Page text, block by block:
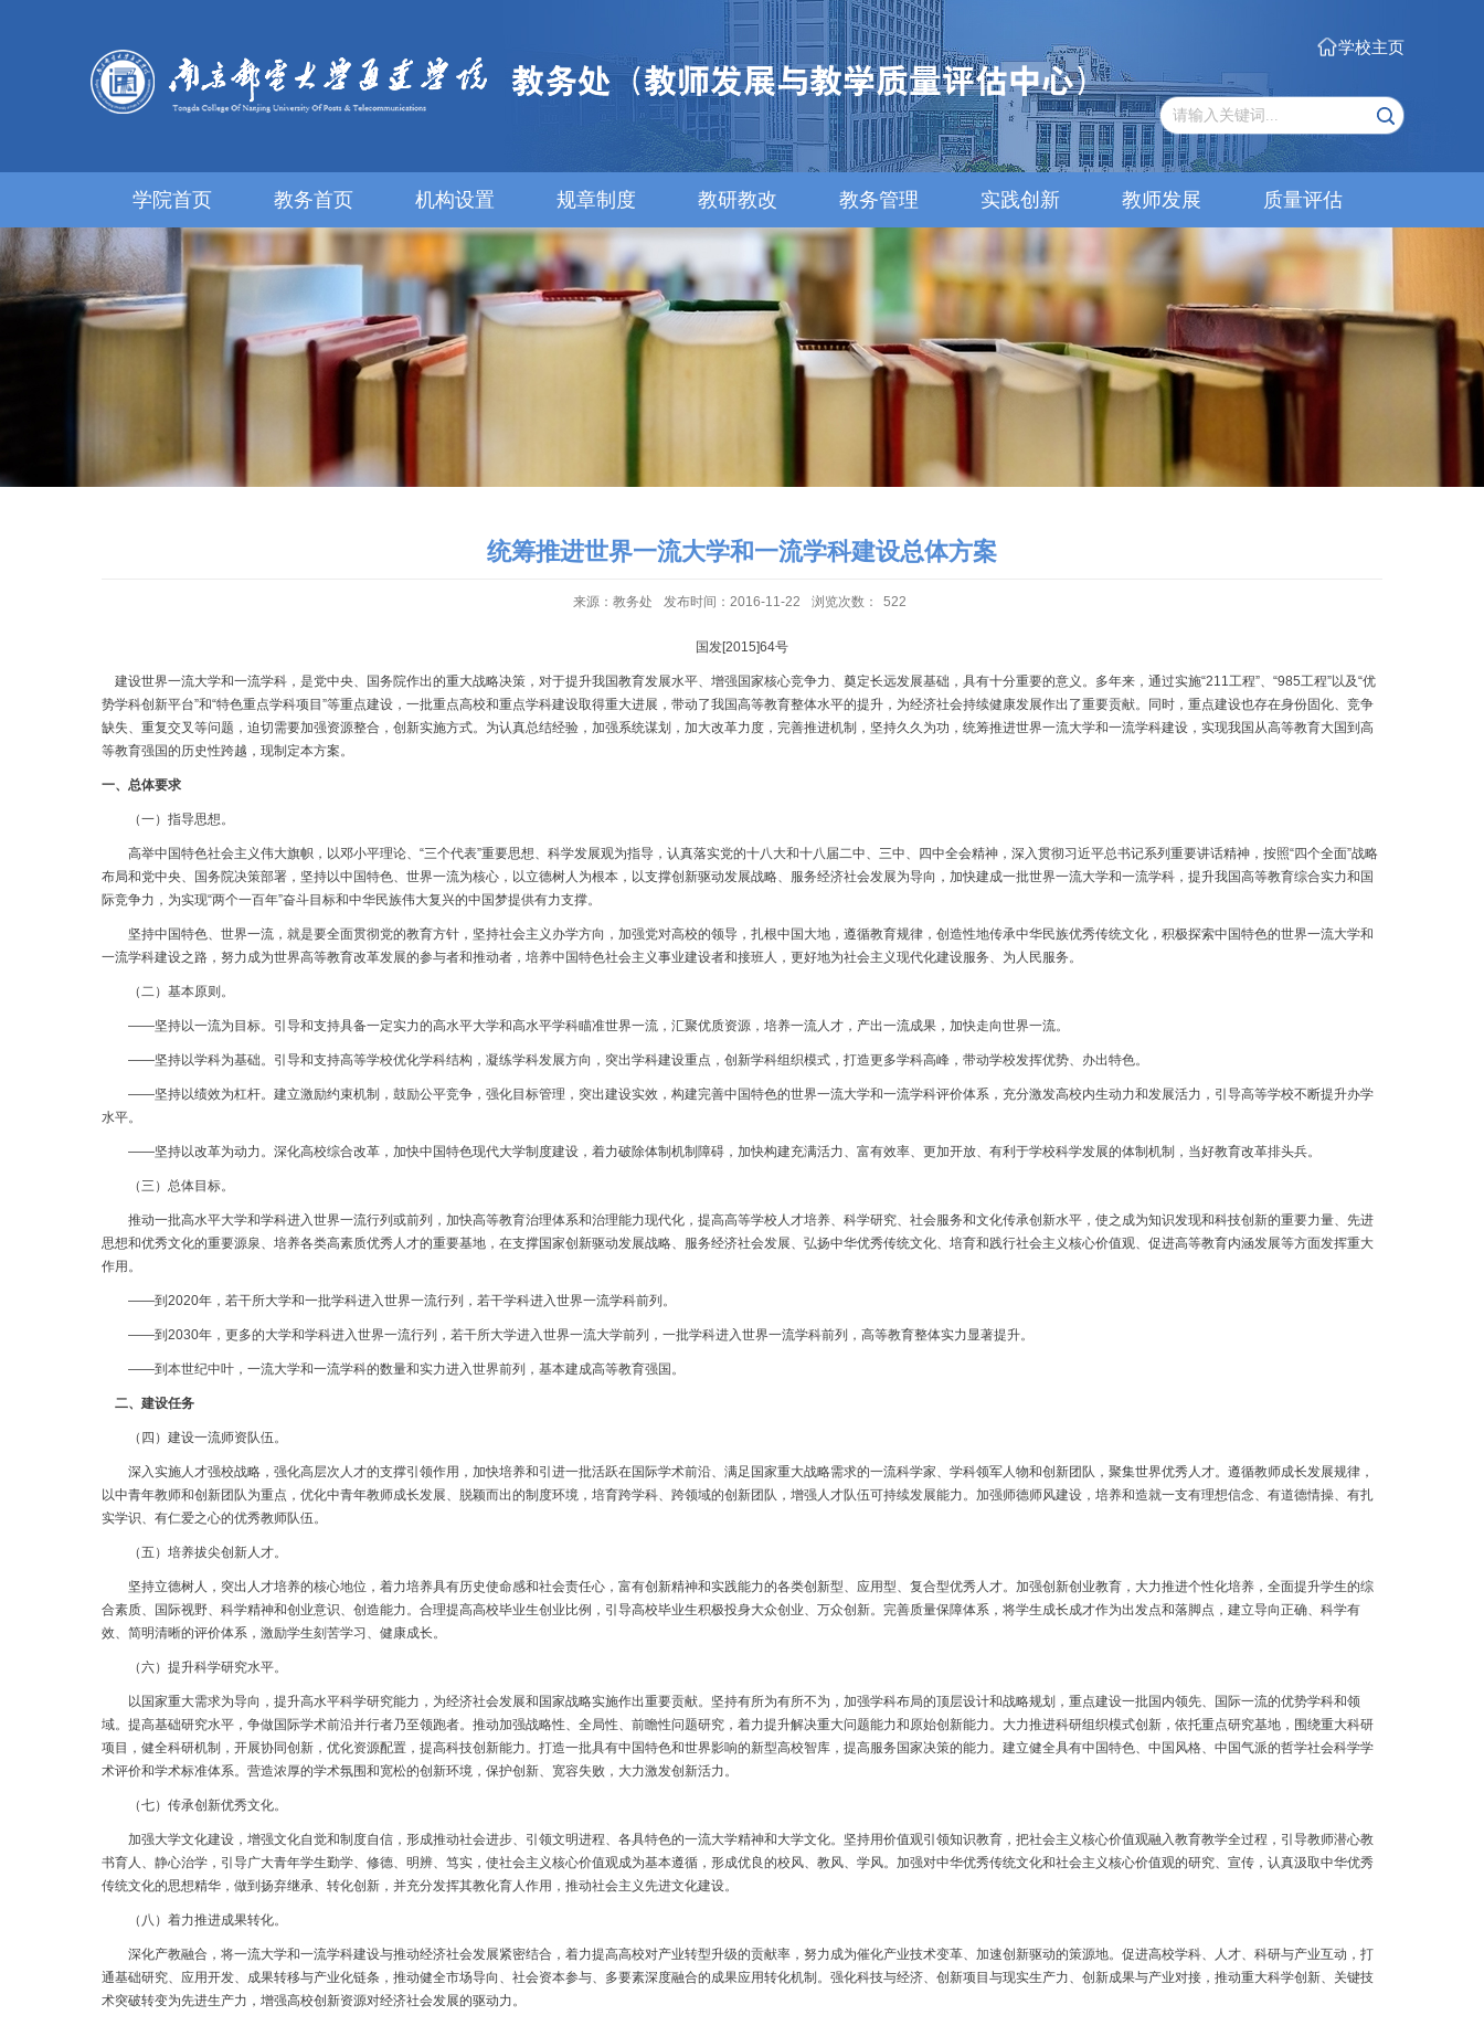
学校主页
学院首页 教务首页 机构设置 规章制度 教研教改 教务管理 实践创新 教师发展 质量评估
统筹推进世界一流大学和一流学科建设总体方案
来源：教务处 发布时间：2016-11-22 浏览次数： 522
国发[2015]64号
建设世界一流大学和一流学科，是党中央、国务院作出的重大战略决策，对于提升我国教育发展水平、增强国家核心竞争力、奠定长远发展基础，具有十分重要的意义。多年来，通过实施“211工程”、“985工程”以及“优
势学科创新平台”和“特色重点学科项目”等重点建设，一批重点高校和重点学科建设取得重大进展，带动了我国高等教育整体水平的提升，为经济社会持续健康发展作出了重要贡献。同时，重点建设也存在身份固化、竞争
缺失、重复交叉等问题，迫切需要加强资源整合，创新实施方式。为认真总结经验，加强系统谋划，加大改革力度，完善推进机制，坚持久久为功，统筹推进世界一流大学和一流学科建设，实现我国从高等教育大国到高
等教育强国的历史性跨越，现制定本方案。
一、总体要求
（一）指导思想。
高举中国特色社会主义伟大旗帜，以邓小平理论、“三个代表”重要思想、科学发展观为指导，认真落实党的十八大和十八届二中、三中、四中全会精神，深入贯彻习近平总书记系列重要讲话精神，按照“四个全面”战略
布局和党中央、国务院决策部署，坚持以中国特色、世界一流为核心，以立德树人为根本，以支撑创新驱动发展战略、服务经济社会发展为导向，加快建成一批世界一流大学和一流学科，提升我国高等教育综合实力和国
际竞争力，为实现“两个一百年”奋斗目标和中华民族伟大复兴的中国梦提供有力支撑。
坚持中国特色、世界一流，就是要全面贯彻党的教育方针，坚持社会主义办学方向，加强党对高校的领导，扎根中国大地，遵循教育规律，创造性地传承中华民族优秀传统文化，积极探索中国特色的世界一流大学和
一流学科建设之路，努力成为世界高等教育改革发展的参与者和推动者，培养中国特色社会主义事业建设者和接班人，更好地为社会主义现代化建设服务、为人民服务。
（二）基本原则。
——坚持以一流为目标。引导和支持具备一定实力的高水平大学和高水平学科瞄准世界一流，汇聚优质资源，培养一流人才，产出一流成果，加快走向世界一流。
——坚持以学科为基础。引导和支持高等学校优化学科结构，凝练学科发展方向，突出学科建设重点，创新学科组织模式，打造更多学科高峰，带动学校发挥优势、办出特色。
——坚持以绩效为杠杆。建立激励约束机制，鼓励公平竞争，强化目标管理，突出建设实效，构建完善中国特色的世界一流大学和一流学科评价体系，充分激发高校内生动力和发展活力，引导高等学校不断提升办学
水平。
——坚持以改革为动力。深化高校综合改革，加快中国特色现代大学制度建设，着力破除体制机制障碍，加快构建充满活力、富有效率、更加开放、有利于学校科学发展的体制机制，当好教育改革排头兵。
（三）总体目标。
推动一批高水平大学和学科进入世界一流行列或前列，加快高等教育治理体系和治理能力现代化，提高高等学校人才培养、科学研究、社会服务和文化传承创新水平，使之成为知识发现和科技创新的重要力量、先进
思想和优秀文化的重要源泉、培养各类高素质优秀人才的重要基地，在支撑国家创新驱动发展战略、服务经济社会发展、弘扬中华优秀传统文化、培育和践行社会主义核心价值观、促进高等教育内涵发展等方面发挥重大
作用。
——到2020年，若干所大学和一批学科进入世界一流行列，若干学科进入世界一流学科前列。
——到2030年，更多的大学和学科进入世界一流行列，若干所大学进入世界一流大学前列，一批学科进入世界一流学科前列，高等教育整体实力显著提升。
——到本世纪中叶，一流大学和一流学科的数量和实力进入世界前列，基本建成高等教育强国。
二、建设任务
（四）建设一流师资队伍。
深入实施人才强校战略，强化高层次人才的支撑引领作用，加快培养和引进一批活跃在国际学术前沿、满足国家重大战略需求的一流科学家、学科领军人物和创新团队，聚集世界优秀人才。遵循教师成长发展规律，
以中青年教师和创新团队为重点，优化中青年教师成长发展、脱颖而出的制度环境，培育跨学科、跨领域的创新团队，增强人才队伍可持续发展能力。加强师德师风建设，培养和造就一支有理想信念、有道德情操、有扎
实学识、有仁爱之心的优秀教师队伍。
（五）培养拔尖创新人才。
坚持立德树人，突出人才培养的核心地位，着力培养具有历史使命感和社会责任心，富有创新精神和实践能力的各类创新型、应用型、复合型优秀人才。加强创新创业教育，大力推进个性化培养，全面提升学生的综
合素质、国际视野、科学精神和创业意识、创造能力。合理提高高校毕业生创业比例，引导高校毕业生积极投身大众创业、万众创新。完善质量保障体系，将学生成长成才作为出发点和落脚点，建立导向正确、科学有
效、简明清晰的评价体系，激励学生刻苦学习、健康成长。
（六）提升科学研究水平。
以国家重大需求为导向，提升高水平科学研究能力，为经济社会发展和国家战略实施作出重要贡献。坚持有所为有所不为，加强学科布局的顶层设计和战略规划，重点建设一批国内领先、国际一流的优势学科和领
域。提高基础研究水平，争做国际学术前沿并行者乃至领跑者。推动加强战略性、全局性、前瞻性问题研究，着力提升解决重大问题能力和原始创新能力。大力推进科研组织模式创新，依托重点研究基地，围绕重大科研
项目，健全科研机制，开展协同创新，优化资源配置，提高科技创新能力。打造一批具有中国特色和世界影响的新型高校智库，提高服务国家决策的能力。建立健全具有中国特色、中国风格、中国气派的哲学社会科学学
术评价和学术标准体系。营造浓厚的学术氛围和宽松的创新环境，保护创新、宽容失败，大力激发创新活力。
（七）传承创新优秀文化。
加强大学文化建设，增强文化自觉和制度自信，形成推动社会进步、引领文明进程、各具特色的一流大学精神和大学文化。坚持用价值观引领知识教育，把社会主义核心价值观融入教育教学全过程，引导教师潜心教
书育人、静心治学，引导广大青年学生勤学、修德、明辨、笃实，使社会主义核心价值观成为基本遵循，形成优良的校风、教风、学风。加强对中华优秀传统文化和社会主义核心价值观的研究、宣传，认真汲取中华优秀
传统文化的思想精华，做到扬弃继承、转化创新，并充分发挥其教化育人作用，推动社会主义先进文化建设。
（八）着力推进成果转化。
深化产教融合，将一流大学和一流学科建设与推动经济社会发展紧密结合，着力提高高校对产业转型升级的贡献率，努力成为催化产业技术变革、加速创新驱动的策源地。促进高校学科、人才、科研与产业互动，打
通基础研究、应用开发、成果转移与产业化链条，推动健全市场导向、社会资本参与、多要素深度融合的成果应用转化机制。强化科技与经济、创新项目与现实生产力、创新成果与产业对接，推动重大科学创新、关键技
术突破转变为先进生产力，增强高校创新资源对经济社会发展的驱动力。